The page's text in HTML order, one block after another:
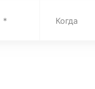
Когда